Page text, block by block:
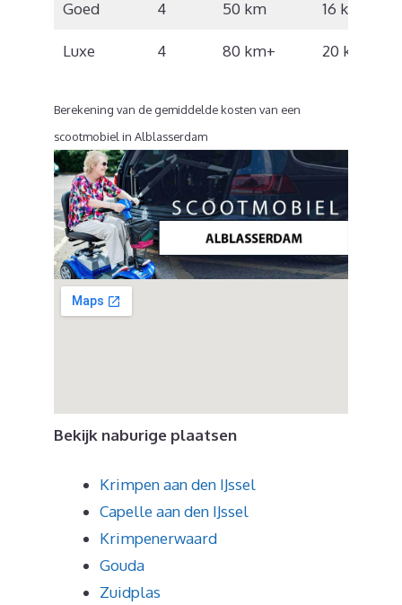
Goed 4 50 km 16 km/u
Luxe 4 80 km+ 20 km/u
Berekening van de gemiddelde kosten van een
scootmobiel in Alblasserdam
Bekijk naburige plaatsen
Krimpen aan den IJssel
Capelle aan den IJssel
Krimpenerwaard
Gouda
Zuidplas